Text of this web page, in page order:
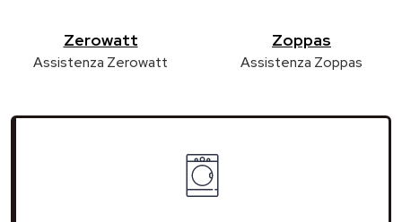
Zerowatt
Assistenza Zerowatt
Zoppas
Assistenza Zoppas